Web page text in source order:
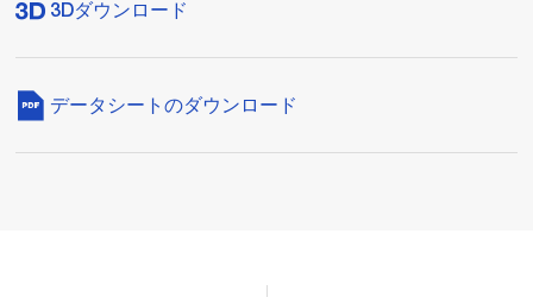
3Dダウンロード
データシートのダウンロード